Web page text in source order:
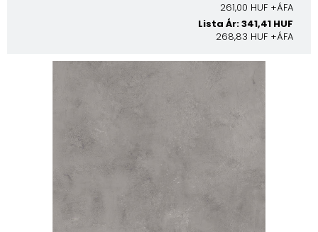
261,00 HUF +ÁFA
Lista Ár: 341,41 HUF
268,83 HUF +ÁFA